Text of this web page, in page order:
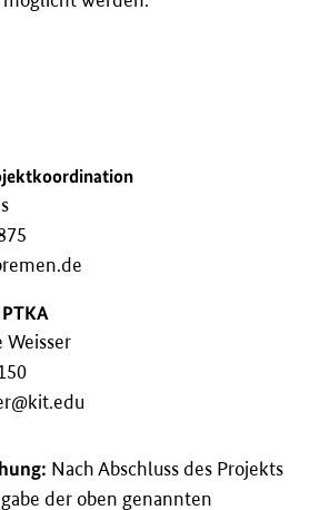
Nach Abschluss des Projekts
der oben genannten